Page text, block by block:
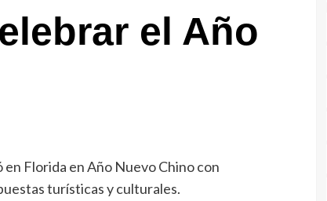
el Año
Florida en Año Nuevo Chino con
turísticas y culturales.